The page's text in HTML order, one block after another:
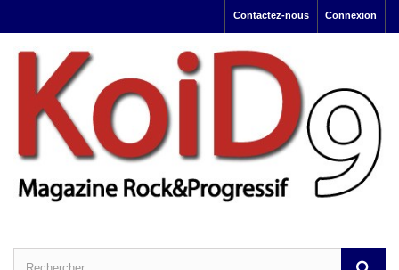
Connexion
Contactez-nous